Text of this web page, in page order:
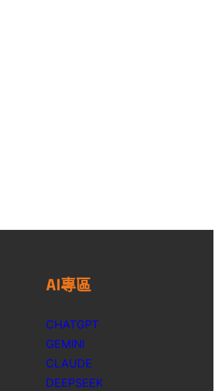
AI專區
CHATGPT
GEMINI
CLAUDE
DEEPSEEK